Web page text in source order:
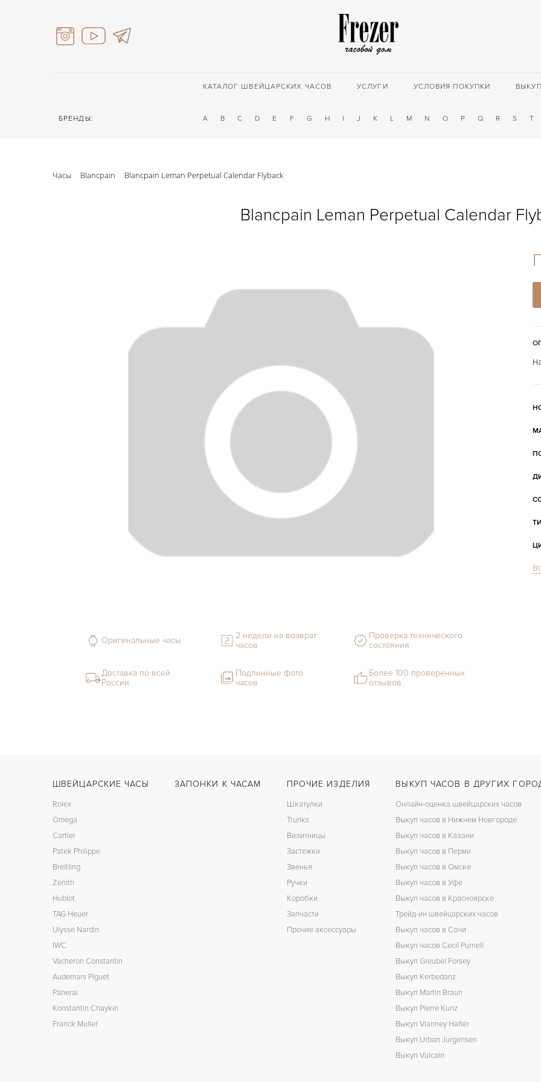
КАТАЛОГ ШВЕЙЦАРСКИХ ЧАСОВ УСЛУГИ УСЛОВИЯ ПОКУПКИ ВЫКУП
БРЕНДЫ: A B C D E F G H I J K L M N O P Q R S T
Часы Blancpain Blancpain Leman Perpetual Calendar Flyback
Blancpain Leman Perpetual Calendar
Оригинальные часы
2 недели на возврат
часов
Проверка технического
состояния
Доставка по всей
России
Подлинные фото
часов
Более 100 проверенных
отзывов
ШВЕЙЦАРСКИЕ ЧАСЫ
Rolex
Omega
Cartier
Patek Philippe
Breitling
Zenith
Hublot
TAG Heuer
Ulysse Nardin
IWC
Vacheron Constantin
Audemars Piguet
Panerai
Konstantin Chaykin
Franck Muller
ЗАПОНКИ К ЧАСАМ ПРОЧИЕ ИЗДЕЛИЯ
Шкатулки
Trunks
Визитницы
Застежки
Звенья
Ручки
Коробки
Запчасти
Прочие аксессуары
ВЫКУП ЧАСОВ В ДРУГИХ
Онлайн-оценка швейцарских часов
Выкуп часов в Нижнем Новгороде
Выкуп часов в Казани
Выкуп часов в Перми
Выкуп часов в Омске
Выкуп часов в Уфе
Выкуп часов в Красноярске
Трейд-ин швейцарских часов
Выкуп часов в Сочи
Выкуп часов Cecil Purnell
Выкуп Greubel Forsey
Выкуп Kerbedanz
Выкуп Martin Braun
Выкуп Pierre Kunz
Выкуп Vianney Halter
Выкуп Urban Jurgensen
Выкуп Vulcain